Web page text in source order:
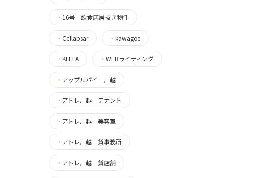
・ 16号 飲食店居抜き物件
・ Collapsar ・ kawagoe
・ KEELA ・ WEBライティング
・ アップルパイ 川越
・ アトレ川越 テナント
・ アトレ川越 美容室
・ アトレ川越 貸事務所
・ アトレ川越 貸店舗